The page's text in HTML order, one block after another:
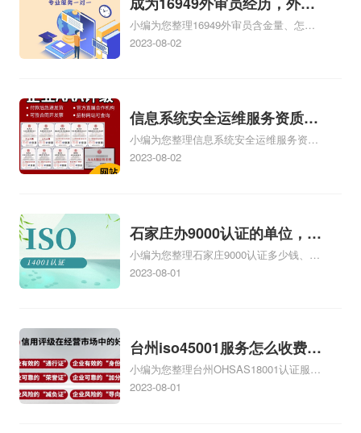
员16949
小编为您整理16949外审员含金量、怎么
才能成为注册的TS16949:2009的外审
方正文！
2023-08-02
信息系统安全运维服务资质二
级费用，信息系统安全运维服
务资质二级
小编为您整理信息系统安全运维服务资质
认证证书机构有哪些、安全运维服务资质
请书相关iso体系认证知识，详情可查看下
方正文！
2023-08-02
石家庄办9000认证的单位，石
家庄9000认证的公司
小编为您整理石家庄9000认证多少钱、石
家庄9000认证价格多少钱、石家庄9000认
2023-08-01
台州iso45001服务怎么收费，
台州iso45001认证服务怎么收
费
小编为您整理台州OHSAS18001认证服务
中心哪家收费便宜、台州ISO9000认证，
2023-08-01